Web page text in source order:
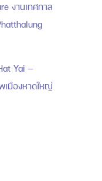
งานเทศกาล
Yai —
เมืองหาดใหญ่